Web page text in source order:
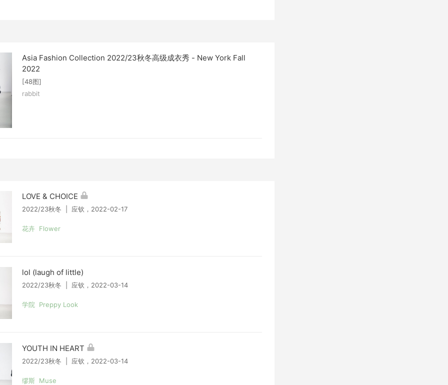
Asia Fashion Collection 2022/23秋冬高级成衣秀 - New York Fall
2022
[48图]
rabbit
LOVE & CHOICE
2022/23秋冬 | 应钦，2022-02-17
花卉 Flower
lol (laugh of little)
2022/23秋冬 | 应钦，2022-03-14
学院 Preppy Look
YOUTH IN HEART
2022/23秋冬 | 应钦，2022-03-14
缪斯 Muse